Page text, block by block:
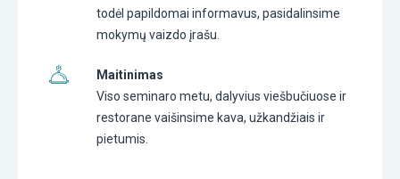
todėl papildomai informavus, pasidalinsime
mokymų vaizdo įrašu.
Maitinimas
Viso seminaro metu, dalyvius viešbučiuose ir
restorane vaišinsime kava, užkandžiais ir
pietumis.